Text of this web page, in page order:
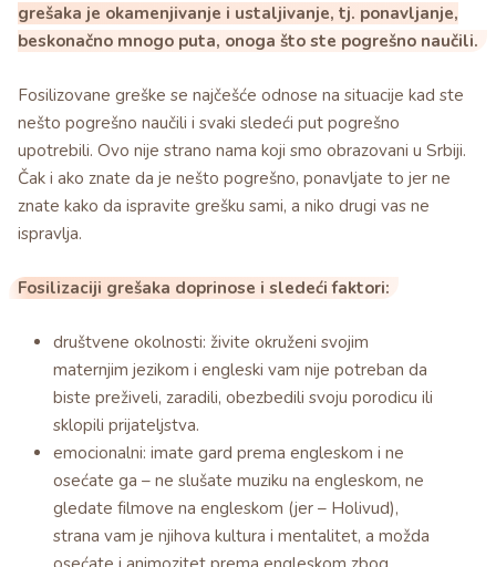
grešaka je okamenjivanje i ustaljivanje, tj. ponavljanje,
beskonačno mnogo puta, onoga što ste pogrešno naučili.
Fosilizovane greške se najčešće odnose na situacije kad ste
nešto pogrešno naučili i svaki sledeći put pogrešno
upotrebili. Ovo nije strano nama koji smo obrazovani u Srbiji.
Čak i ako znate da je nešto pogrešno, ponavljate to jer ne
znate kako da ispravite grešku sami, a niko drugi vas ne
ispravlja.
Fosilizaciji grešaka doprinose i sledeći faktori:
društvene okolnosti: živite okruženi svojim
maternjim jezikom i engleski vam nije potreban da
biste preživeli, zaradili, obezbedili svoju porodicu ili
sklopili prijateljstva.
emocionalni: imate gard prema engleskom i ne
osećate ga – ne slušate muziku na engleskom, ne
gledate filmove na engleskom (jer – Holivud),
strana vam je njihova kultura i mentalitet, a možda